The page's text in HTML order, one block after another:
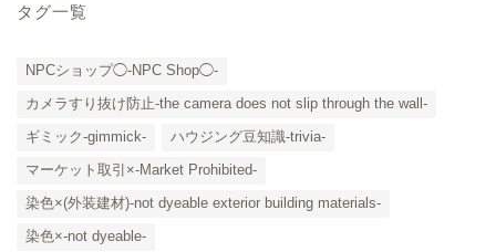
タグ一覧
NPCショップ◯-NPC Shop◯-
カメラすり抜け防止-the camera does not slip through the wall-
ギミック-gimmick-
ハウジング豆知識-trivia-
マーケット取引×-Market Prohibited-
染色×(外装建材)-not dyeable exterior building materials-
染色×-not dyeable-